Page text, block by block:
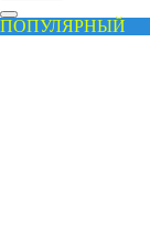
ПОПУЛЯРНЫЙ